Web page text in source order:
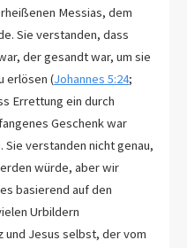
Messias, dem
Sie verstanden, dass
um sie
erlösen (Johannes 5:24;
Errettung ein durch
Sie verstanden nicht genau,
würde, aber wir
Urbildern
und Jesus selbst, der vom